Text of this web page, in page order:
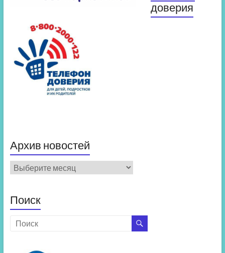
доверия
Архив новостей
Архив
новостей
Поиск